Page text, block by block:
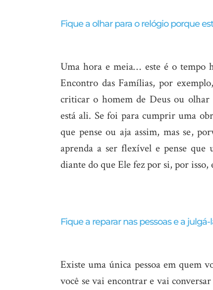
que
para
IMPEDIR
que
a
sua
vinda
à
Fique a olhar para o relógio porque
Uma hora e meia… este é o tempo
Encontro das Famílias, por
criticar o homem de Deus ou
está ali. Se foi para cumprir uma
que pense ou aja assim, mas se,
aprenda a ser flexível e pense que
diante do que Ele fez por si, por isso,
Fique a reparar nas pessoas e a
Existe uma única pessoa em quem
você se vai encontrar e vai